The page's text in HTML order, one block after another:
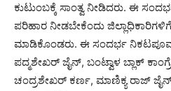
ಕುಟುಂಬಕ್ಕೆ ಸಾಂತ್ವ ನೀಡಿದರು. ಈ
ಪರಿಹಾರ ನೀಡಬೇಕೆಂದು
ಮಾಡಿಕೊಂಡರು. ಈ ಸಂದರ್ಭ
ಪದ್ಮಶೇಖರ್ ಜೈನ್, ಬಂಟ್ವಾಳ ಬ್ಲಾಕ್
ಚಂದ್ರಶೇಖರ್ ಕರ್ಣ, ಮಾಣಿಕ್ಯ ರಾಜ್